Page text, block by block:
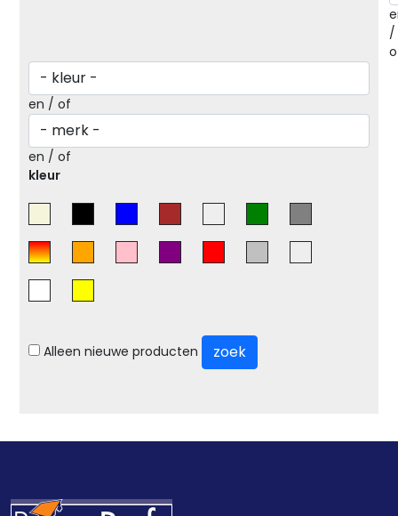
/
en / of
en / of
kleur
Alleen nieuwe producten zoek